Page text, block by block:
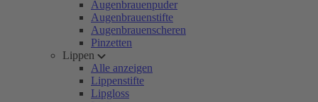
Augenbrauenpuder
Augenbrauenstifte
Augenbrauenscheren
Pinzetten
Lippen
Alle anzeigen
Lippenstifte
Lipgloss